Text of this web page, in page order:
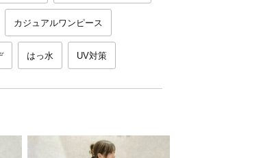
カジュアルワンピース
はっ水 UV対策